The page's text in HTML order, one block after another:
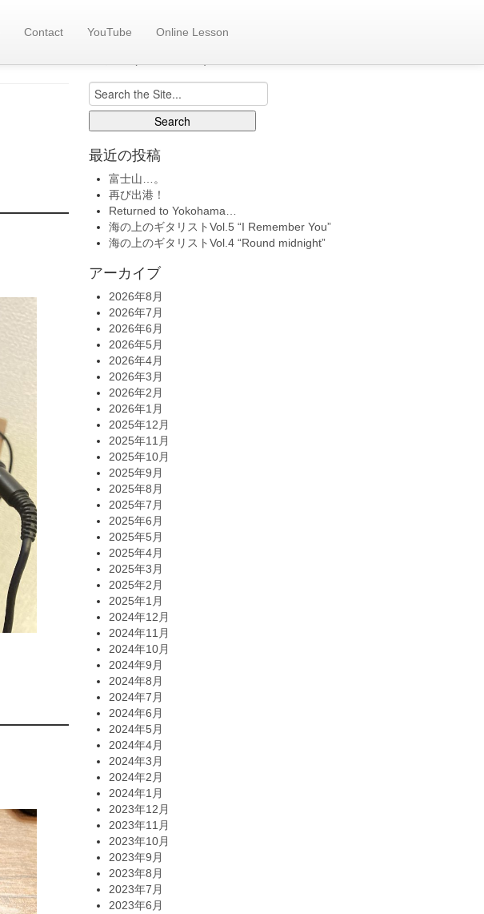
Contact YouTube Online Lesson
旧いも日記へ
Search
for:
最近の投稿
富士山…。
再び出港！
Returned to Yokohama…
海の上のギタリストVol.5 “I Remember You”
海の上のギタリストVol.4 “Round midnight”
アーカイブ
2026年8月
2026年7月
2026年6月
2026年5月
2026年4月
2026年3月
2026年2月
2026年1月
2025年12月
2025年11月
2025年10月
2025年9月
2025年8月
2025年7月
2025年6月
2025年5月
2025年4月
2025年3月
2025年2月
2025年1月
2024年12月
2024年11月
2024年10月
2024年9月
2024年8月
2024年7月
2024年6月
2024年5月
2024年4月
2024年3月
2024年2月
2024年1月
2023年12月
2023年11月
2023年10月
2023年9月
2023年8月
2023年7月
2023年6月